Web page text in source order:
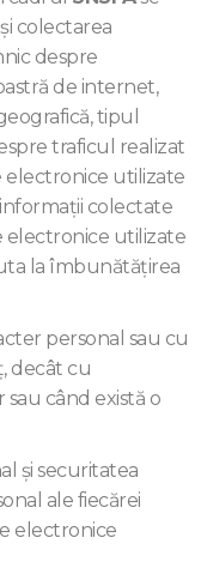
colectarea
despre
de internet,
tipul
traficul realizat
utilizate
colectate
utilizate
la îmbunătățirea
personal sau cu
decât cu
când există o
și securitatea
ale fiecărei
electronice